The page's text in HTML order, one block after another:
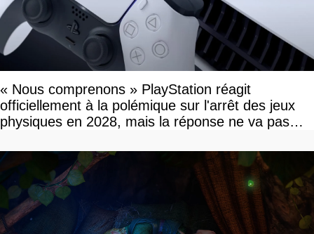
« Nous comprenons » PlayStation réagit
officiellement à la polémique sur l'arrêt des jeux
physiques en 2028, mais la réponse ne va pas